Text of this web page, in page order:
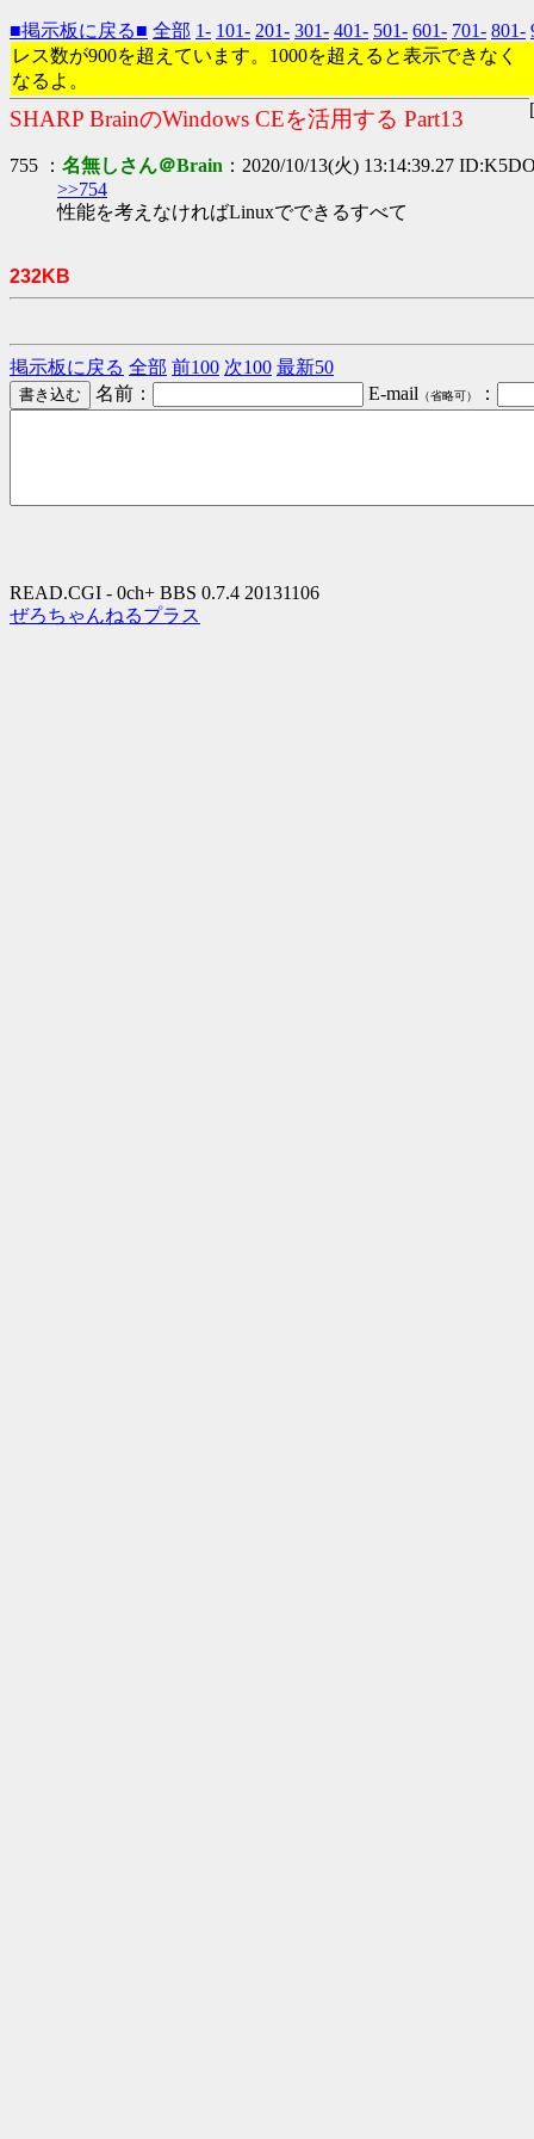
■掲示板に戻る■ 全部 1- 101- 201- 301- 401- 501- 601- 701- 801-
レス数が900を超えています。1000を超えると表示できなく
なるよ。
SHARP BrainのWindows CEを活用する Part13
755 ： 名無しさん＠Brain ：2020/10/13(火) 13:14:39.27
>>754
性能を考えなければLinuxでできるすべて
232KB
掲示板に戻る 全部 前100 次100 最新50
名前：
E-mail （省略可） ：
READ.CGI - 0ch+ BBS 0.7.4 20131106
ぜろちゃんねるプラス